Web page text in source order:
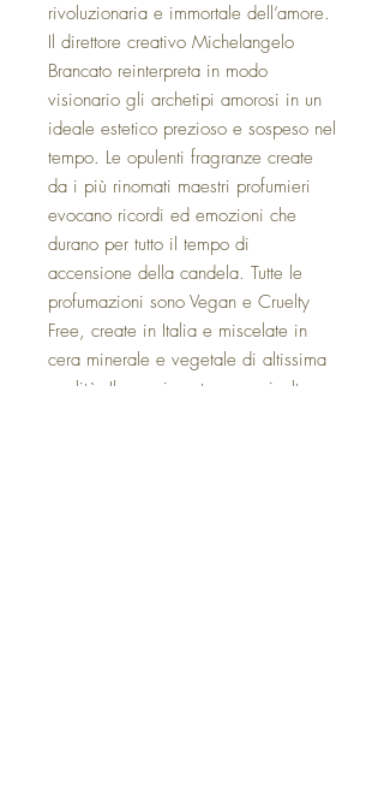
rivoluzionaria e immortale dell’amore.
Il direttore creativo Michelangelo
Brancato reinterpreta in modo
visionario gli archetipi amorosi in un
ideale estetico prezioso e sospeso nel
tempo. Le opulenti fragranze create
da i più rinomati maestri profumieri
evocano ricordi ed emozioni che
durano per tutto il tempo di
accensione della candela. Tutte le
profumazioni sono Vegan e Cruelty
Free, create in Italia e miscelate in
cera minerale e vegetale di altissima
qualità. Il vaso in vetro nero, inoltre,